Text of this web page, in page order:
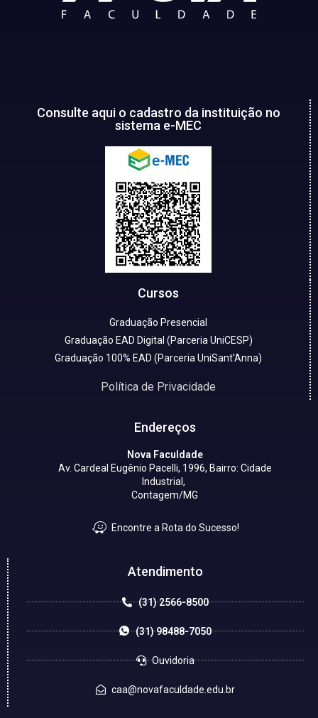
Consulte aqui o cadastro da instituição no
sistema e-MEC
Cursos
Graduação Presencial
Graduação EAD Digital (Parceria UniCESP)
Graduação 100% EAD (Parceria UniSant'Anna)
Política de Privacidade
Endereços
Nova Faculdade
Av. Cardeal Eugênio Pacelli, 1996, Bairro: Cidade
Industrial,
Contagem/MG
Encontre a Rota do Sucesso!
Atendimento
(31) 2566-8500
(31) 98488-7050
Ouvidoria
caa@novafaculdade.edu.br